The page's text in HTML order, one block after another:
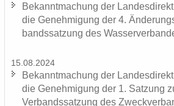
Be­kannt­ma­chung der
die Ge­neh­mi­gung der 4.
bands­sat­zung des
15.08.2024
Be­kannt­ma­chung der
die Ge­neh­mi­gung der 1. Sat­zung
Ver­bands­sat­zung des